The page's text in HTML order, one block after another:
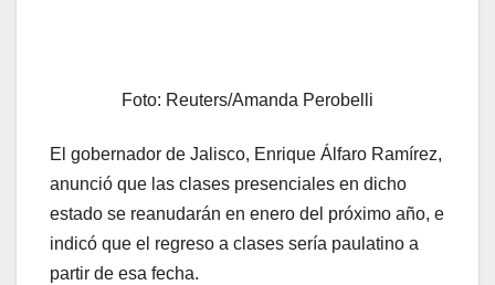
Foto: Reuters/Amanda Perobelli
El gobernador de Jalisco, Enrique Álfaro Ramírez,
anunció que las clases presenciales en dicho
estado se reanudarán en enero del próximo año, e
indicó que el regreso a clases sería paulatino a
partir de esa fecha.